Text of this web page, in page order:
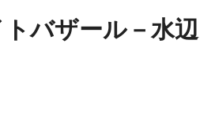
バザール－水辺